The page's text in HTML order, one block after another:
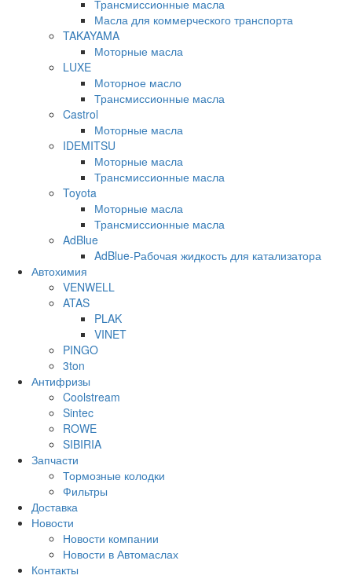
Трансмиссионные масла
Масла для коммерческого транспорта
TAKAYAMA
Моторные масла
LUXE
Моторное масло
Трансмиссионные масла
Castrol
Моторные масла
IDEMITSU
Моторные масла
Трансмиссионные масла
Toyota
Моторные масла
Трансмиссионные масла
AdBlue
AdBlue-Рабочая жидкость для катализатора
Автохимия
VENWELL
ATAS
PLAK
VINET
PINGO
3ton
Антифризы
Coolstream
Sintec
ROWE
SIBIRIA
Запчасти
Тормозные колодки
Фильтры
Доставка
Новости
Новости компании
Новости в Автомаслах
Контакты